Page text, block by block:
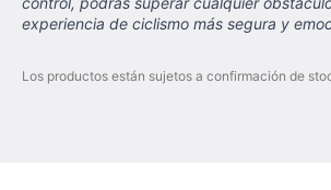
experiencia de ciclismo más segura y
Los productos están sujetos a confirmación de